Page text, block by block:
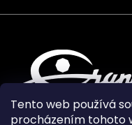
Tento web používá
procházením tohoto